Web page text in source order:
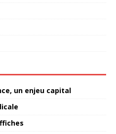
un enjeu capital